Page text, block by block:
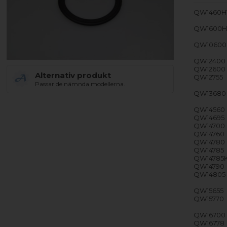
Alternativ produkt
Passar de nämnda modellerna.
QW10600
QW12400
QW12600
QW12755
QW13680
QW14560
QW14695
QW14700
QW14760
QW14780
QW14785
QW14790
QW14805
QW15655
QW15770
QW16700
QW16778